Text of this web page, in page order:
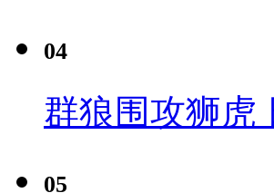
04
群狼围攻狮虎
05